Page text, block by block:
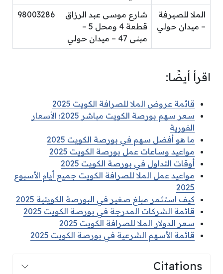
الملا للصيرفة
– ميدان حولي
شارع موسى عبد الرزاق
قطعة 4 ومحل 5 –
مبنى 47 – ميدان حولي
98003286
اقرأ أيضًا:
قائمة عروض الملا للصرافة الكويت 2025
سعر سهم بورصة الكويت مباشر 2025؛ الأسعار
الفورية
ما هو أفضل سهم في بورصة الكويت 2025
مواعيد وساعات عمل بورصة الكويت 2025
أوقات التداول في بورصة الكويت 2025
مواعيد عمل الملا للصرافة الكويت جميع أيام الأسبوع
2025
كيف استثمر مبلغ صغير في البورصة الكويتية 2025
قائمة الشركات المدرجة في بورصة الكويت 2025
سعر الدولار الملا للصرافة الكويت 2025
قائمة الأسهم الشرعية في بورصة الكويت 2025
Citations